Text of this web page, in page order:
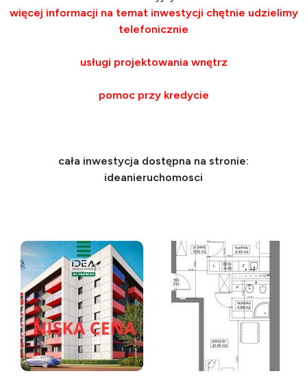
więcej informacji na temat inwestycji chętnie udzielimy
telefonicznie
usługi projektowania wnętrz
pomoc przy kredycie
cała inwestycja dostępna na stronie:
ideanieruchomosci